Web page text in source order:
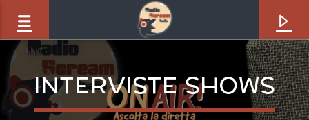
INTERVISTE SHOWS